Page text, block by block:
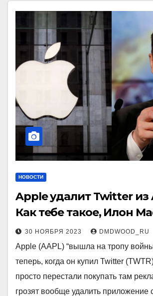
НОВОСТИ
Apple удалит Twitter из
Как тебе такое, Илон
30 НОЯБРЯ 2023 DMDWOOD_RU
Apple (AAPL) “вышла на тропу
теперь, когда он купил Twitter
просто перестали покупать там
грозят вообще удалить приложение